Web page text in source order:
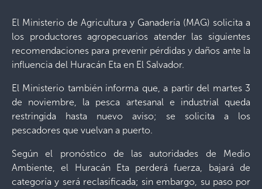
El Ministerio de Agricultura y Ganadería (MAG) solicita a
los productores agropecuarios atender las siguientes
recomendaciones para prevenir pérdidas y daños ante la
influencia del Huracán Eta en El Salvador.
El Ministerio también informa que, a partir del martes 3
de noviembre, la pesca artesanal e industrial queda
restringida hasta nuevo aviso; se solicita a los
pescadores que vuelvan a puerto.
Según el pronóstico de las autoridades de Medio
Ambiente, el Huracán Eta perderá fuerza, bajará de
categoría y será reclasificada; sin embargo, su paso por